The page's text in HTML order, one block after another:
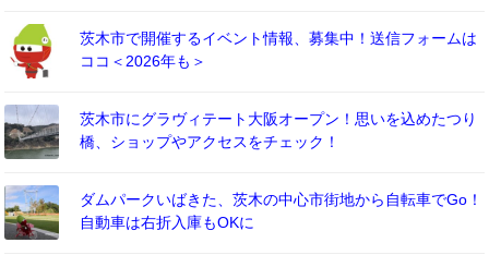
茨木市で開催するイベント情報、募集中！送信フォームは
ココ＜2026年も＞
茨木市にグラヴィテート大阪オープン！思いを込めたつり
橋、ショップやアクセスをチェック！
ダムパークいばきた、茨木の中心市街地から自転車でGo！
自動車は右折入庫もOKに